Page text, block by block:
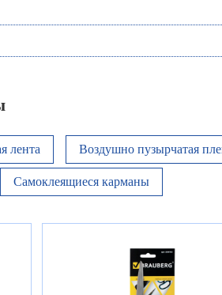
лента Воздушно пузырчатая
Самоклеящиеся карманы